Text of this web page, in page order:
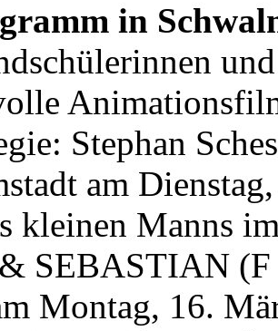
in
Stephan
am
kleinen Manns
SEBASTIAN (F
Montag, 16.